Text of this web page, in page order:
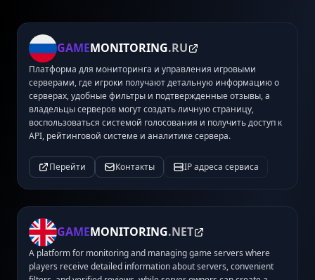
GAMEMONITORING.RU
Платформа для мониторинга и управления игровыми
серверами, где игроки получают детальную информацию о
серверах, удобные фильтры и подтвержденные отзывы, а
владельцы серверов могут создать личную страницу,
воспользоваться системой голосования и получить доступ к
API, рейтинговой системе и аналитике сервера.
Перейти Контакты IP адреса сервиса
GAMEMONITORING.NET
A platform for monitoring and managing game servers where
players receive detailed information about servers, convenient